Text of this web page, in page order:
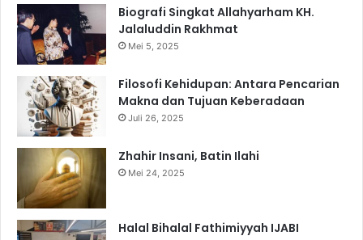
Biografi Singkat Allahyarham KH.
Jalaluddin Rakhmat
Mei 5, 2025
Filosofi Kehidupan: Antara Pencarian
Makna dan Tujuan Keberadaan
Juli 26, 2025
Zhahir Insani, Batin Ilahi
Mei 24, 2025
Halal Bihalal Fathimiyyah IJABI